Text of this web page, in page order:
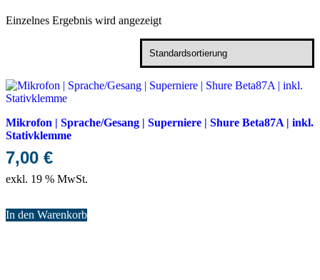
Einzelnes Ergebnis wird angezeigt
Mikrofon | Sprache/Gesang | Superniere | Shure Beta87A | inkl.
Stativklemme
7,00 €
exkl. 19 % MwSt.
In den Warenkorb